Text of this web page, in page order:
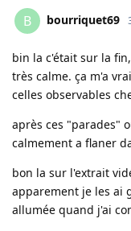
B bourriquet69
bin la c'était sur la
très calme. ça m'a
celles observables
après ces "parades"
calmement a flaner
bon la sur l'extrait
apparement je les ai
allumée quand j'ai